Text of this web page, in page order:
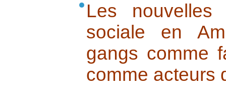
Les
sociale en
gangs comme
comme acteurs